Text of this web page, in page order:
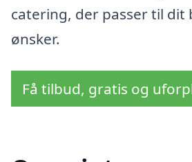
catering, der passer til dit
ønsker.
Få tilbud, gratis og